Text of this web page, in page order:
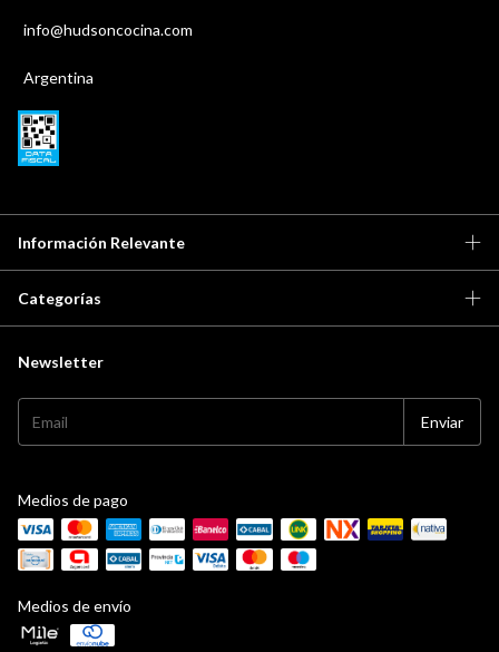
info@hudsoncocina.com
Argentina
Información Relevante
Categorías
Newsletter
Medios de pago
Medios de envío